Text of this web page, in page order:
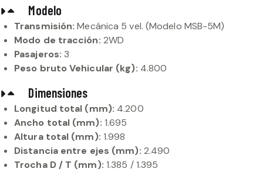
Modelo
Transmisión: Mecánica 5 vel. (Modelo MSB-5M)
Modo de tracción: 2WD
Pasajeros: 3
Peso bruto Vehicular (kg): 4.800
Dimensiones
Longitud total (mm): 4.200
Ancho total (mm): 1.695
Altura total (mm): 1.998
Distancia entre ejes (mm): 2.490
Trocha D / T (mm): 1.385 / 1.395